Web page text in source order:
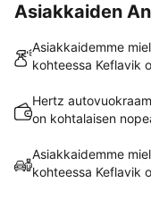
Asiakkaiden
Asiakkaidemme
kohteessa Keflavik
Hertz
on kohtalaisen
Asiakkaidemme
kohteessa Keflavik